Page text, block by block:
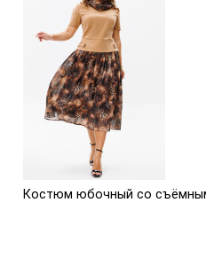
Костюм юбочный со